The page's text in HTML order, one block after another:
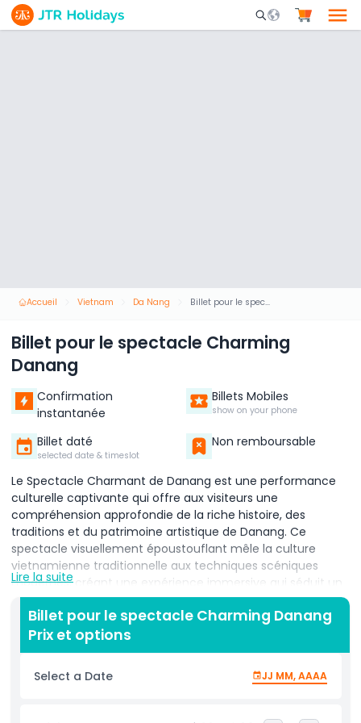
Mobile Search
Accueil Vietnam Da Nang Billet pour le spectacle Charming Danang
Billet pour le spectacle Charming
Danang
Confirmation
instantanée
Billets Mobiles
show on your phone
Billet daté
selected date & timeslot
Non remboursable
Le Spectacle Charmant de Danang est une performance
culturelle captivante qui offre aux visiteurs une
compréhension approfondie de la riche histoire, des
traditions et du patrimoine artistique de Danang. Ce
spectacle visuellement époustouflant mêle la culture
vietnamienne traditionnelle aux techniques scéniques
modernes, créant une expérience immersive qui séduit un
public de tous âges. À travers une narration expressive, la
performance met en lumière l'évolution de la ville tout en
honorant ses racines anciennes. Des danseurs et
interprètes talentueux montent sur scène vêtus de
costumes colorés et finement conçus, donnant vie à
chaque scène avec élégance et énergie. Le spectacle met
civilisation cham, aux côtés des traditions folkloriques
Lire la suite
Billet pour le spectacle Charming Danang
Prix et options
Select a Date JJ MM, AAAA